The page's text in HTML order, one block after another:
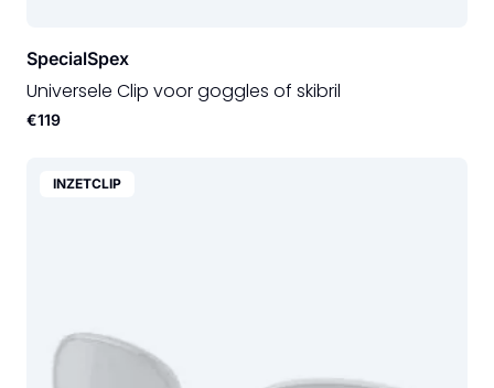
SpecialSpex
Universele Clip voor goggles of skibril
€119
INZETCLIP